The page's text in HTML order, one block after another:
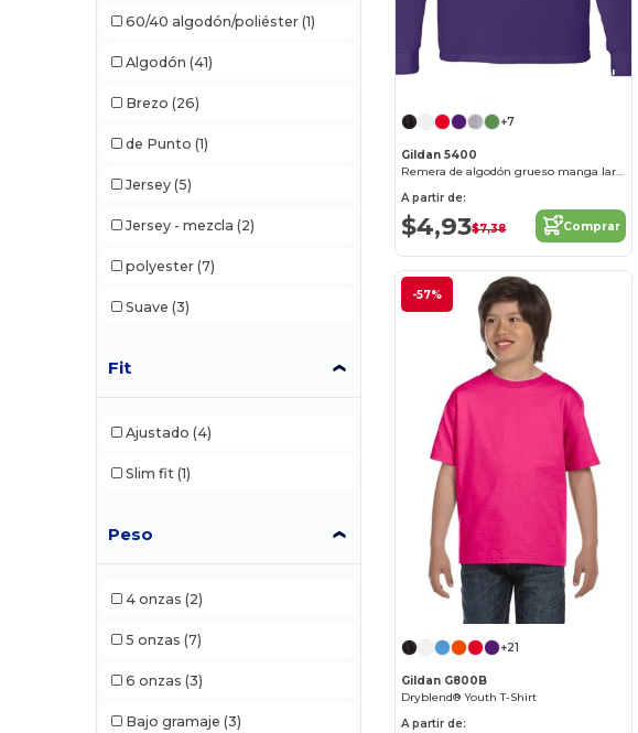
60/40 algodón/poliéster (1)
Algodón (41)
Brezo (26)
de Punto (1)
Jersey (5)
Jersey - mezcla (2)
polyester (7)
Suave (3)
Fit
Ajustado (4)
Slim fit (1)
Peso
4 onzas (2)
5 onzas (7)
6 onzas (3)
Bajo gramaje (3)
¡Personalízalo!
+7
Gildan 5400
Remera de algodón grueso manga larga
A partir de:
$4,93$7,38 Comprar
-57%
+21
Gildan G800B
Dryblend® Youth T-Shirt
A partir de: